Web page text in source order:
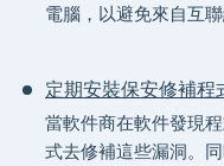
電腦，以避免來自互聯
定期安裝保安修補程
當軟件商在軟件發現
式去修補這些漏洞。